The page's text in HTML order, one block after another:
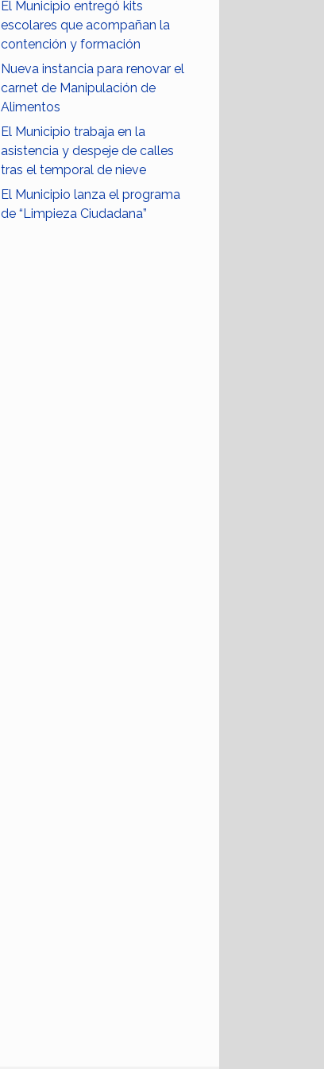
El Municipio entregó kits
escolares que acompañan la
contención y formación
Nueva instancia para renovar el
carnet de Manipulación de
Alimentos
El Municipio trabaja en la
asistencia y despeje de calles
tras el temporal de nieve
El Municipio lanza el programa
de “Limpieza Ciudadana”